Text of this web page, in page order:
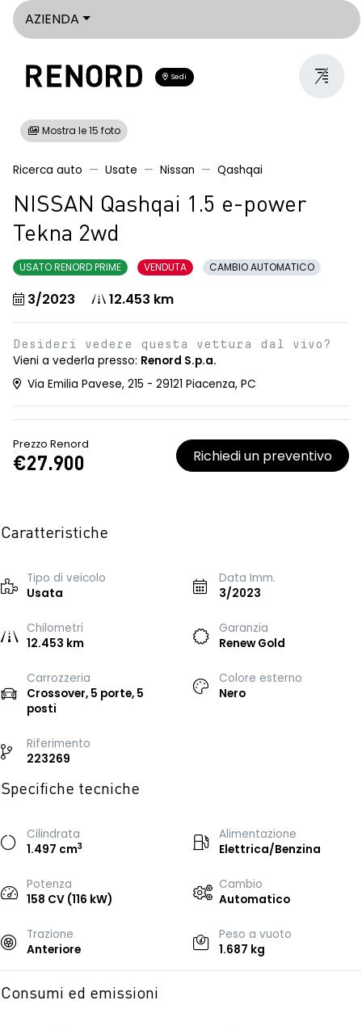
AZIENDA
Sedi
Mostra le 15 foto
Ricerca auto Usate Nissan Qashqai
NISSAN Qashqai 1.5 e-power
Tekna 2wd
USATO RENORD PRIME VENDUTA CAMBIO AUTOMATICO
3/2023 12.453 km
Desideri vedere questa vettura dal vivo?
Vieni a vederla presso: Renord S.p.a.
Via Emilia Pavese, 215 - 29121 Piacenza, PC
Prezzo Renord
€27.900 Richiedi un preventivo
Caratteristiche
Tipo di veicolo
Usata
Data Imm.
3/2023
Chilometri
12.453 km
Garanzia
Renew Gold
Carrozzeria
Crossover, 5 porte, 5
posti
Colore esterno
Nero
Riferimento
223269
Specifiche tecniche
Cilindrata
1.497 cm3
Alimentazione
Elettrica/Benzina
Potenza
158 CV (116 kW)
Cambio
Automatico
Trazione
Anteriore
Peso a vuoto
1.687 kg
Consumi ed emissioni